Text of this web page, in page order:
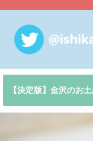
【決定版】金沢のお